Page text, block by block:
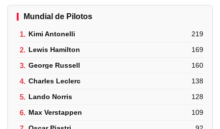
Mundial de Pilotos
1. Kimi Antonelli 219
2. Lewis Hamilton 169
3. George Russell 160
4. Charles Leclerc 138
5. Lando Norris 128
6. Max Verstappen 109